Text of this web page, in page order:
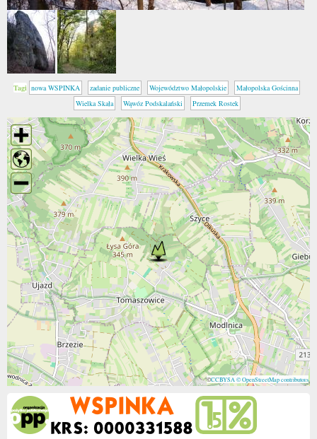
Tagi nowa WSPINKA zadanie publiczne Województwo Małopolskie
Małopolska Gościnna
Wielka Skała
Wąwóz Podskalański Przemek Rostek
©CCBYSA © OpenStreetMap contributors